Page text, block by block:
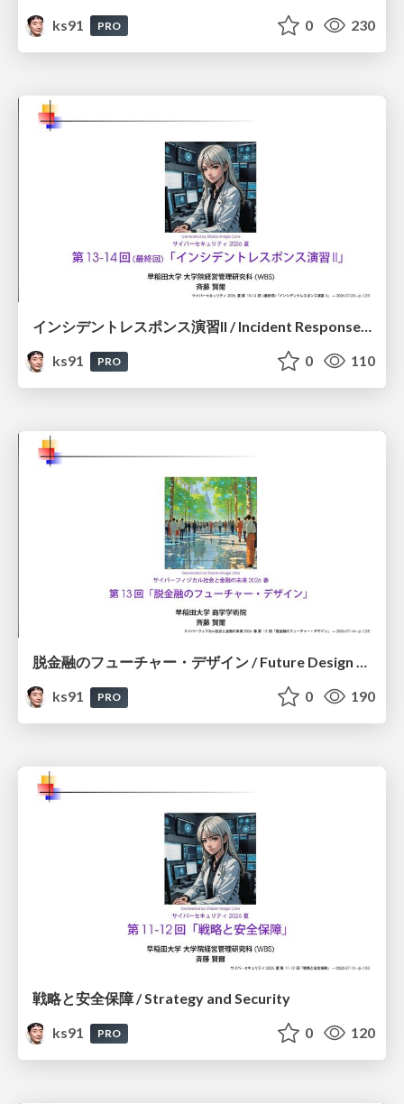
ks91
PRO 0 230
インシデントレスポンス演習II / Incident Response Exercise II
ks91
PRO 0 110
脱金融のフューチャー・デザイン / Future Design Beyond Finance
ks91
PRO 0 190
戦略と安全保障 / Strategy and Security
ks91
PRO 0 120